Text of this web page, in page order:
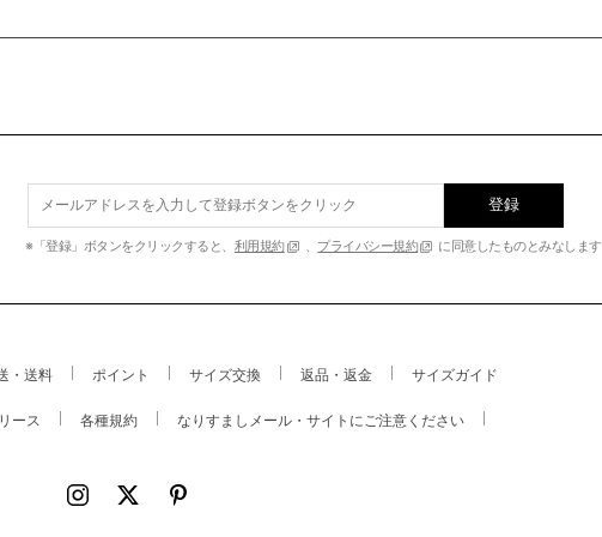
登録
※「登録」ボタンをクリックすると、 利用規約 、 プライバシー規約 に同意したものとみなします
・送料 ポイント サイズ交換 返品・返金 サイズガイド
ース 各種規約 なりすましメール・サイトにご注意ください